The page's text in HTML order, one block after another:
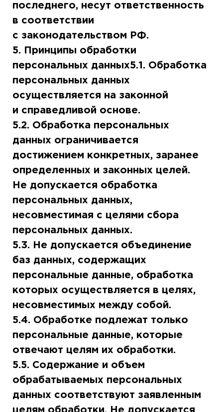
последнего, несут ответственность
в соответствии
с законодательством РФ.
5. Принципы обработки
персональных данных5.1. Обработка
персональных данных
осуществляется на законной
и справедливой основе.
5.2. Обработка персональных
данных ограничивается
достижением конкретных, заранее
определенных и законных целей.
Не допускается обработка
персональных данных,
несовместимая с целями сбора
персональных данных.
5.3. Не допускается объединение
баз данных, содержащих
персональные данные, обработка
которых осуществляется в целях,
несовместимых между собой.
5.4. Обработке подлежат только
персональные данные, которые
отвечают целям их обработки.
5.5. Содержание и объем
обрабатываемых персональных
данных соответствуют заявленным
целям обработки. Не допускается